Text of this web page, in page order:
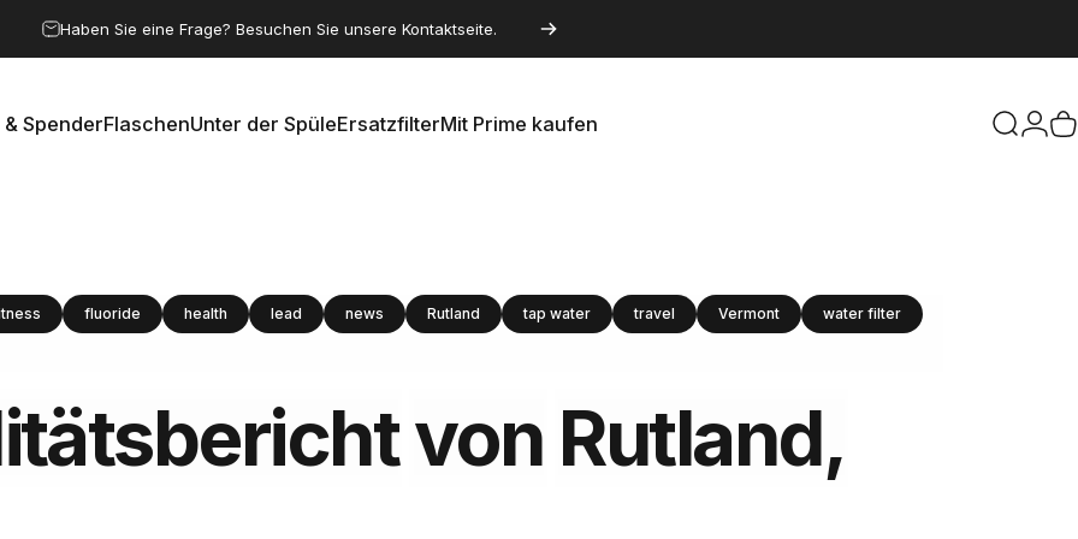
Sparen Sie 15 %, indem Sie dem Trinkwasserclub beitreten.
SpenderFlaschenUnter der SpüleErsatzfilterMit Prime kaufen Suche
fluoride health lead news Rutland tap water travel Vermont water filter
von Rutland,